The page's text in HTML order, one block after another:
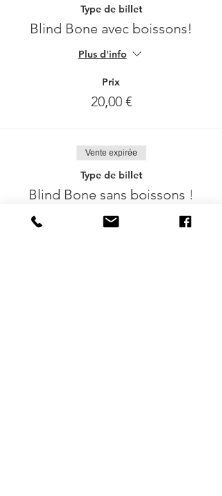
Type de billet
Blind Bone avec boissons!
Plus d'info
Prix
20,00 €
Vente expirée
Type de billet
Blind Bone sans boissons !
Plus d'info